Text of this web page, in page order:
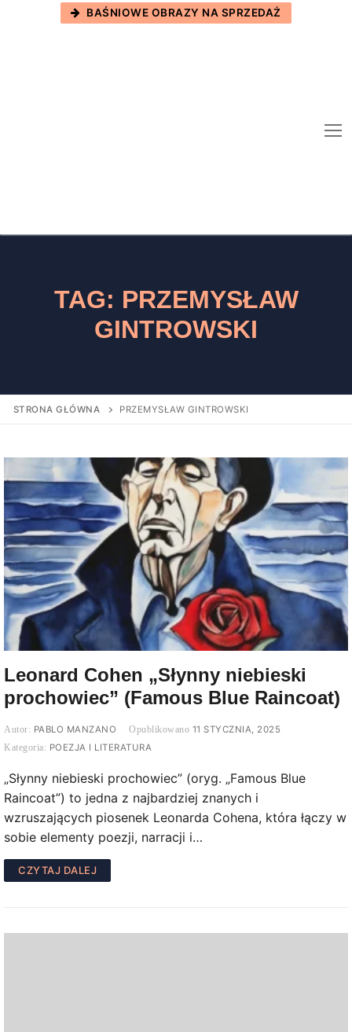
BAŚNIOWE OBRAZY NA SPRZEDAŻ
TAG: PRZEMYSŁAW
GINTROWSKI
STRONA GŁÓWNA PRZEMYSŁAW GINTROWSKI
Leonard Cohen „Słynny niebieski
prochowiec” (Famous Blue Raincoat)
PABLO MANZANO
11 STYCZNIA, 2025
POEZJA I LITERATURA
„Słynny niebieski prochowiec” (oryg. „Famous Blue
Raincoat”) to jedna z najbardziej znanych i
wzruszających piosenek Leonarda Cohena, która łączy w
sobie elementy poezji, narracji i…
CZYTAJ DALEJ